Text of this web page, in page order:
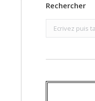
Rechercher
Search: